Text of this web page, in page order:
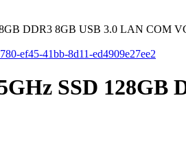
DDR3 8GB USB 3.0 LAN COM
SSD 128GB